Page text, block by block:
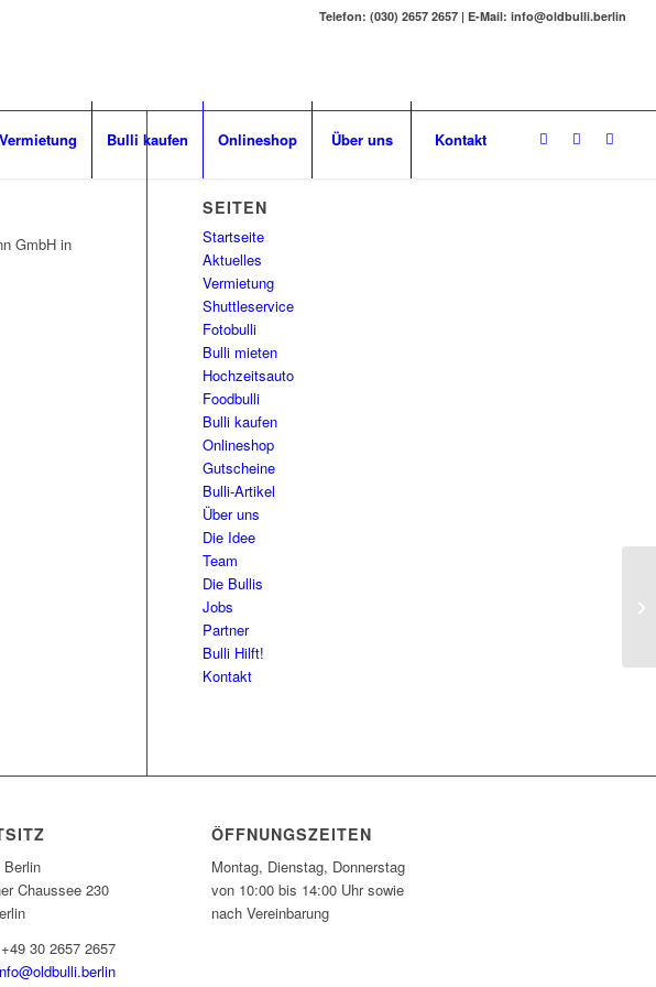
Telefon: (030) 2657 2657 | E-Mail: info@oldbulli.berlin
Vermietung Bulli kaufen Onlineshop Über uns Kontakt
GmbH in
SEITEN
Startseite
Aktuelles
Vermietung
Shuttleservice
Fotobulli
Bulli mieten
Hochzeitsauto
Foodbulli
Bulli kaufen
Onlineshop
Gutscheine
Bulli-Artikel
Über uns
Die Idee
Team
Die Bullis
Jobs
Partner
Bulli Hilft!
Kontakt
Chaussee 230
30 2657 2657
ÖFFNUNGSZEITEN
Montag, Dienstag, Donnerstag
von 10:00 bis 14:00 Uhr sowie
nach Vereinbarung